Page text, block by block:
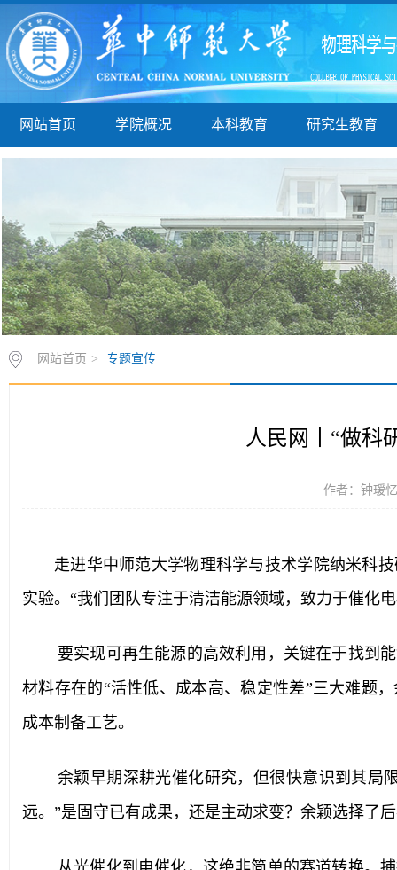
网站首页 学院概况 本科教育 研究生教育
网站首页 > 专题宣传
人民网丨“做科
作者：钟瑷
走进华中师范大学物理科学与技术学院纳米科
实验。“我们团队专注于清洁能源领域，致力于催化
要实现可再生能源的高效利用，关键在于找到
材料存在的“活性低、成本高、稳定性差”三大难题
成本制备工艺。
余颖早期深耕光催化研究，但很快意识到其局
远。”是固守已有成果，还是主动求变？余颖选择了